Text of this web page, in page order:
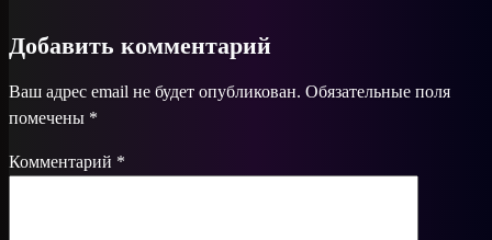
Добавить комментарий
Ваш адрес email не будет опубликован. Обязательные поля
помечены *
Комментарий *